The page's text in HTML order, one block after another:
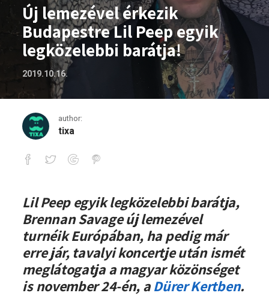
Új lemezével érkezik
Budapestre Lil Peep egyik
legközelebbi barátja!
2019.10.16.
author:
tixa
Új lemezével érkezik Budapestre Lil
Lil Peep egyik legközelebbi barátja,
Brennan Savage új lemezével
turnéik Európában, ha pedig már
erre jár, tavalyi koncertje után ismét
meglátogatja a magyar közönséget
is november 24-én, aDürer Kertben.